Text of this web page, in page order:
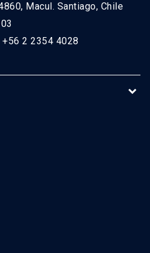
Macul. Santiago, Chile
2 2354 4028